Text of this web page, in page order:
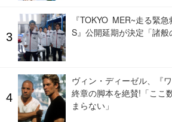
『TOKYO MER~走る緊
S』公開延期が決定「諸般
ヴィン・ディーゼル、『
終章の脚本を絶賛!「ここ
まらない」